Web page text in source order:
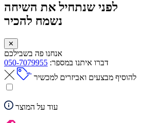
לפני שנתחיל את השיחה
נשמח להכיר
✕
אנחנו פה בשבילכם
דברו איתנו במספר: 050-7079955
להוסיף מבצעים ואביזרים למכשיר
עוד על המוצר